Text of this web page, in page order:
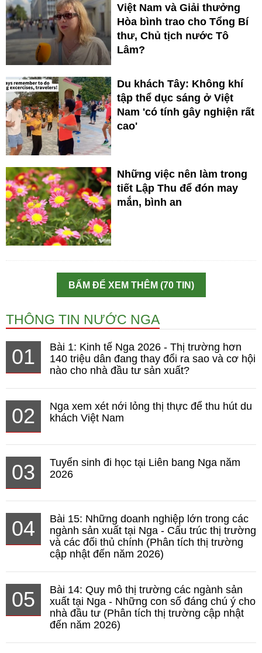
Việt Nam và Giải thưởng
Hòa bình trao cho Tổng Bí
thư, Chủ tịch nước Tô
Lâm?
Du khách Tây: Không khí
tập thể dục sáng ở Việt
Nam 'có tính gây nghiện rất
cao'
Những việc nên làm trong
tiết Lập Thu để đón may
mắn, bình an
BẤM ĐỂ XEM THÊM (70 TIN)
THÔNG TIN NƯỚC NGA
01
Bài 1: Kinh tế Nga 2026 - Thị trường hơn
140 triệu dân đang thay đổi ra sao và cơ hội
nào cho nhà đầu tư sản xuất?
02
Nga xem xét nới lỏng thị thực để thu hút du
khách Việt Nam
03
Tuyển sinh đi học tại Liên bang Nga năm
2026
04
Bài 15: Những doanh nghiệp lớn trong các
ngành sản xuất tại Nga - Cấu trúc thị trường
và các đối thủ chính (Phân tích thị trường
cập nhật đến năm 2026)
05
Bài 14: Quy mô thị trường các ngành sản
xuất tại Nga - Những con số đáng chú ý cho
nhà đầu tư (Phân tích thị trường cập nhật
đến năm 2026)